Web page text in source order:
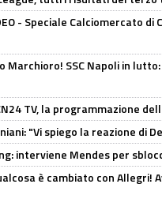
- Speciale Calciomercato
Marchioro! SSC Napoli in
TV, la programmazione
"Vi spiego la reazione di
interviene Mendes per
è cambiato con Allegri!